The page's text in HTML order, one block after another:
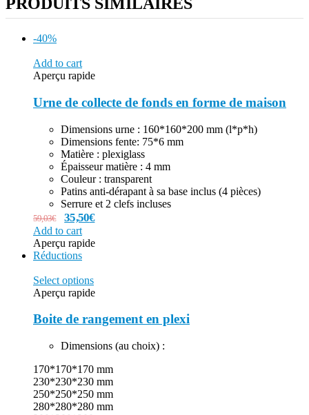
PRODUITS SIMILAIRES
-40%
Add to cart
Aperçu rapide
Urne de collecte de fonds en forme de maison
Dimensions urne : 160*160*200 mm (l*p*h)
Dimensions fente: 75*6 mm
Matière : plexiglass
Épaisseur matière : 4 mm
Couleur : transparent
Patins anti-dérapant à sa base inclus (4 pièces)
Serrure et 2 clefs incluses
59,03€ 35,50€
Add to cart
Aperçu rapide
Réductions
Select options
Aperçu rapide
Boite de rangement en plexi
Dimensions (au choix) :
170*170*170 mm
230*230*230 mm
250*250*250 mm
280*280*280 mm